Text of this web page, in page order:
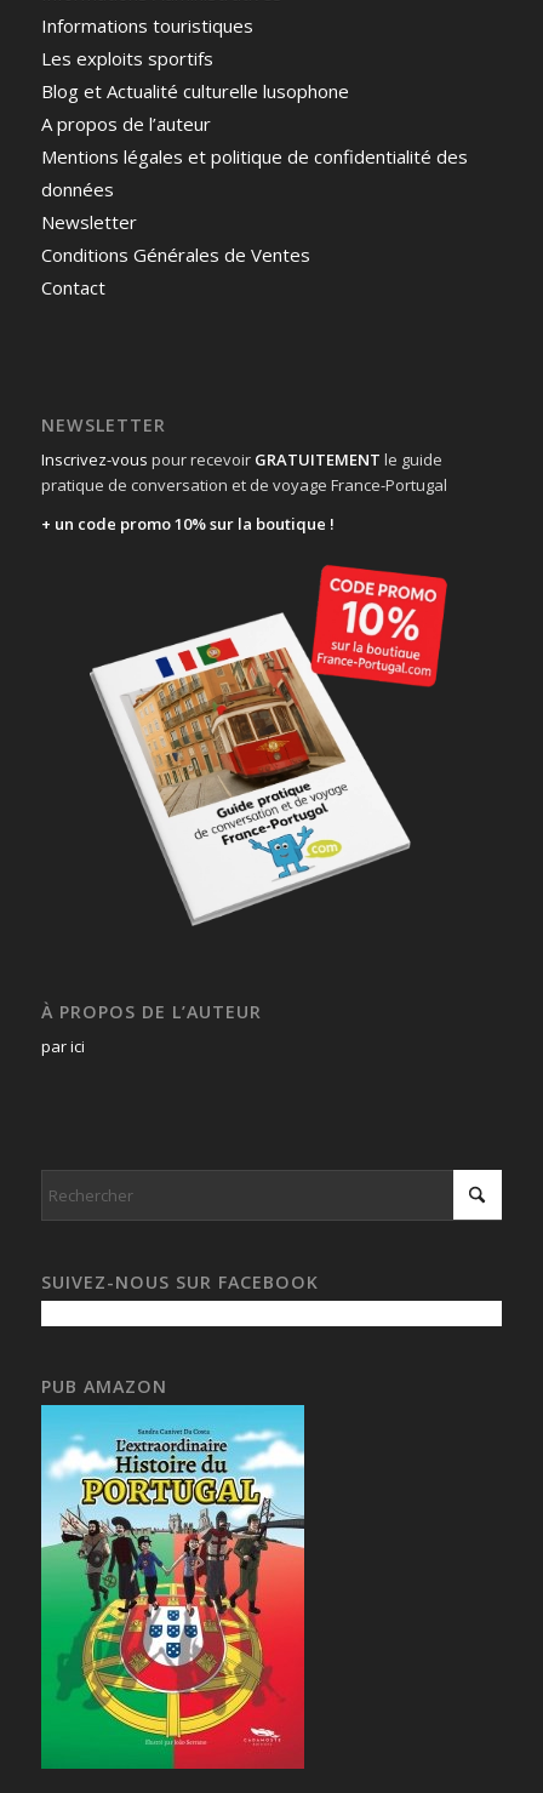
Informations touristiques
Les exploits sportifs
Blog et Actualité culturelle lusophone
A propos de l’auteur
Mentions légales et politique de confidentialité des
données
Newsletter
Conditions Générales de Ventes
Contact
NEWSLETTER
Inscrivez-vous pour recevoir GRATUITEMENT le guide
pratique de conversation et de voyage France-Portugal
+ un code promo 10% sur la boutique !
À PROPOS DE L’AUTEUR
par ici
SUIVEZ-NOUS SUR FACEBOOK
PUB AMAZON